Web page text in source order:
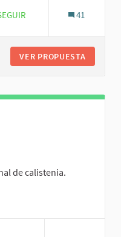
SEGUIDORAS 41
VER PROPUESTA
de calistenia.
2- Esports (Tot el municipi )